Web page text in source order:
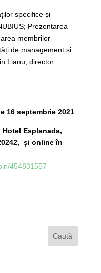
specifice și
Prezentarea
membrilor
de management și
Lianu, director
16 septembrie 2021
Hotel Esplanada,
și online în
454831557